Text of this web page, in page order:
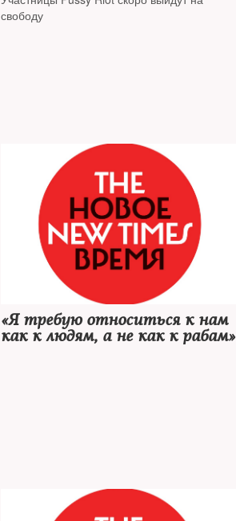
свободу
«Я требую относиться к нам
как к людям, а не как к рабам»